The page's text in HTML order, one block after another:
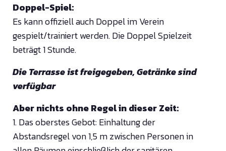
Doppel-Spiel:
Es kann offiziell auch Doppel im Verein
gespielt/trainiert werden. Die Doppel Spielzeit
beträgt 1 Stunde.
Die Terrasse ist freigegeben, Getränke sind
verfügbar
Aber nichts ohne Regel in dieser Zeit:
1. Das oberstes Gebot: Einhaltung der
Abstandsregel von 1,5 m zwischen Personen in